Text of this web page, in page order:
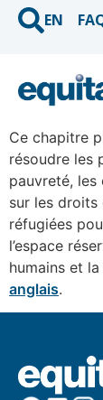
EN
Ce chapitre
résoudre les
pauvreté,
sur les droits
réfugiées
l’espace
humains et
anglais.